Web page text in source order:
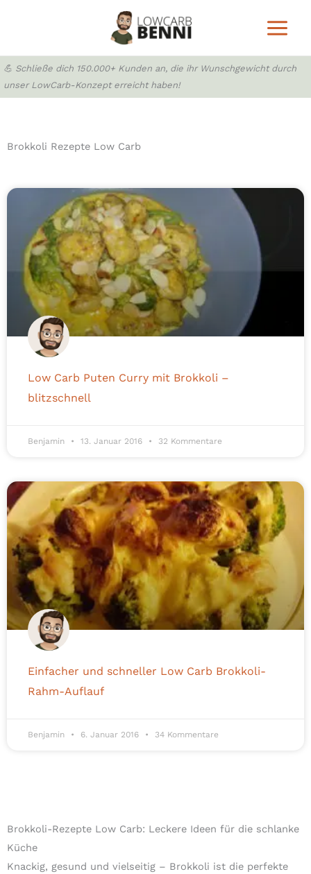
💪 Schließe dich 150.000+ Kunden an, die ihr Wunschgewicht durch
unser LowCarb-Konzept erreicht haben!
Brokkoli Rezepte Low Carb
Low Carb Puten Curry mit Brokkoli –
blitzschnell
Benjamin 13. Januar 2016 32 Kommentare
Einfacher und schneller Low Carb Brokkoli-
Rahm-Auflauf
Benjamin 6. Januar 2016 34 Kommentare
Brokkoli-Rezepte Low Carb: Leckere Ideen für die schlanke
Küche
Knackig, gesund und vielseitig – Brokkoli ist die perfekte